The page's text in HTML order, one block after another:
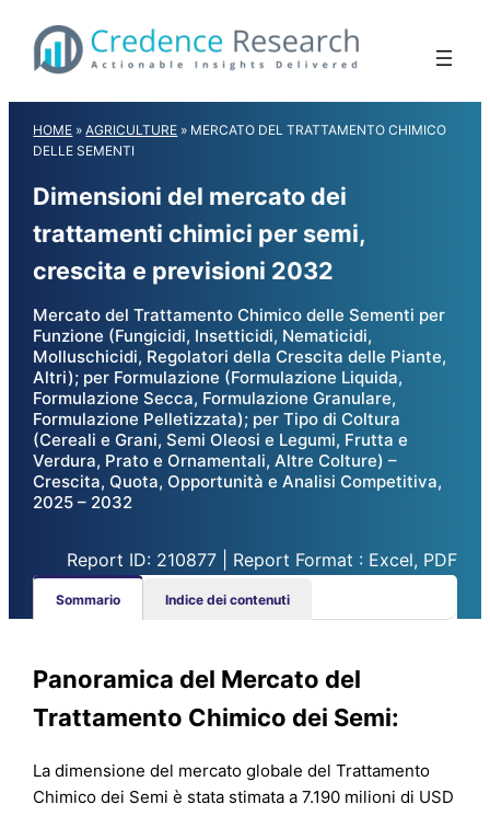
content
HOME »AGRICULTURE » MERCATO DEL TRATTAMENTO CHIMICO
DELLE SEMENTI
Dimensioni del mercato dei
trattamenti chimici per semi,
crescita e previsioni 2032
Mercato del Trattamento Chimico delle Sementi per
Funzione (Fungicidi, Insetticidi, Nematicidi,
Molluschicidi, Regolatori della Crescita delle Piante,
Altri); per Formulazione (Formulazione Liquida,
Formulazione Secca, Formulazione Granulare,
Formulazione Pelletizzata); per Tipo di Coltura
(Cereali e Grani, Semi Oleosi e Legumi, Frutta e
Verdura, Prato e Ornamentali, Altre Colture) –
Crescita, Quota, Opportunità e Analisi Competitiva,
2025 – 2032
Report ID: 210877 | Report Format : Excel, PDF
Sommario Indice dei contenuti
Panoramica del Mercato del
Trattamento Chimico dei Semi:
La dimensione del mercato globale del Trattamento
Chimico dei Semi è stata stimata a 7.190 milioni di USD